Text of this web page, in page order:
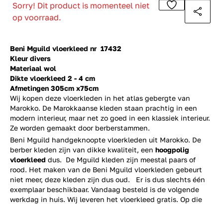
Beni Mguild vloerkleed nr 17432
Kleur divers
Materiaal wol
Dikte vloerkleed 2 - 4 cm
Afmetingen 305cm x75cm
Wij kopen deze vloerkleden in het atlas gebergte van
Marokko. De Marokkaanse kleden staan prachtig in een
modern interieur, maar net zo goed in een klassiek interieur.
Ze worden gemaakt door berberstammen.
Sorry! Dit product is momenteel niet
op voorraad.
Beni Mguild handgeknoopte vloerkleden uit Marokko. De
berber kleden zijn van dikke kwaliteit, een hoogpolig
vloerkleed dus. De Mguild kleden zijn meestal paars of
rood. Het maken van de Beni Mguild vloerkleden gebeurt
niet meer, deze kleden zijn dus oud. Er is dus slechts één
exemplaar beschikbaar. Vandaag besteld is de volgende
werkdag in huis. Wij leveren het vloerkleed gratis. Op die